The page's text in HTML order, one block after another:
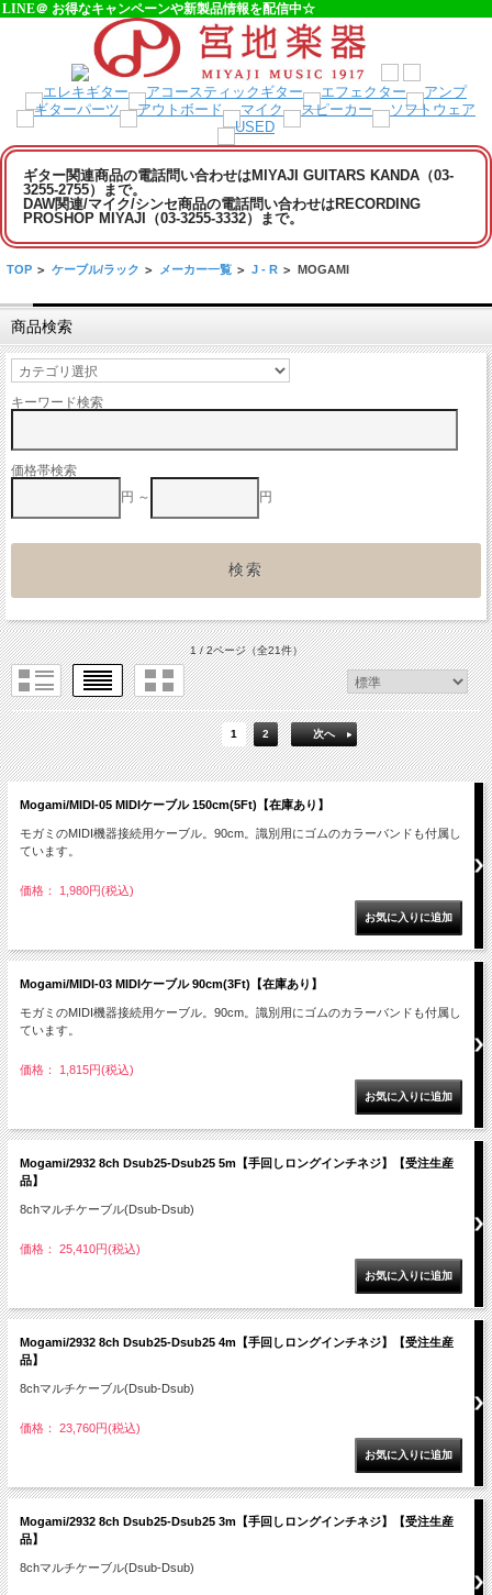
LINE＠ お得なキャンペーンや新製品情報を配信中☆
ギター関連商品の電話問い合わせはMIYAJI GUITARS KANDA（03-
3255-2755）まで。
DAW関連/マイク/シンセ商品の電話問い合わせはRECORDING
PROSHOP MIYAJI（03-3255-3332）まで。
TOP > ケーブル/ラック > メーカー一覧 > J - R > MOGAMI
商品検索
キーワード検索
価格帯検索
円 ～
円
1 / 2ページ（全21件）
1 2 次へ
Mogami/MIDI-05 MIDIケーブル 150cm(5Ft)【在庫あり】
モガミのMIDI機器接続用ケーブル。90cm。識別用にゴムのカラーバンドも付属し
ています。
価格： 1,980円(税込)
Mogami/MIDI-03 MIDIケーブル 90cm(3Ft)【在庫あり】
モガミのMIDI機器接続用ケーブル。90cm。識別用にゴムのカラーバンドも付属し
ています。
価格： 1,815円(税込)
Mogami/2932 8ch Dsub25-Dsub25 5m【手回しロングインチネジ】【受注生産
品】
8chマルチケーブル(Dsub-Dsub)
価格： 25,410円(税込)
Mogami/2932 8ch Dsub25-Dsub25 4m【手回しロングインチネジ】【受注生産
品】
8chマルチケーブル(Dsub-Dsub)
価格： 23,760円(税込)
Mogami/2932 8ch Dsub25-Dsub25 3m【手回しロングインチネジ】【受注生産
品】
8chマルチケーブル(Dsub-Dsub)